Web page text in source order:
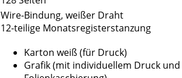
Wire-Bindung, weißer Draht
12-teilige Monatsregisterstanzung
Karton weiß (für Druck)
Grafik (mit individuellem Druck und